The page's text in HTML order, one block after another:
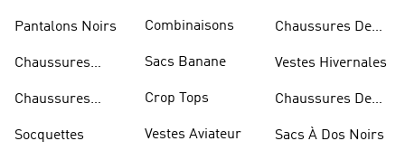
Pantalons Noirs
Chaussures
Chaussures
Socquettes
Combinaisons
Sacs Banane
Crop Tops
Vestes Aviateur
Chaussures De
Vestes Hivernales
Chaussures De
Sacs À Dos Noirs